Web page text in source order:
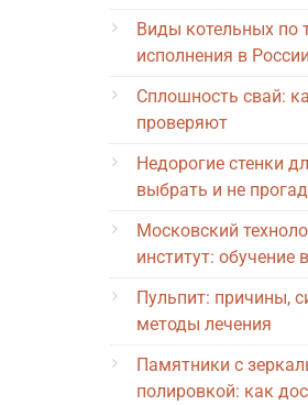
Виды котельных по
исполнения в России
Сплошность свай:
проверяют
Недорогие стенки
выбрать и не
Московский
институт: обучение
Пульпит: причины,
методы лечения
Памятники с
полировкой: как